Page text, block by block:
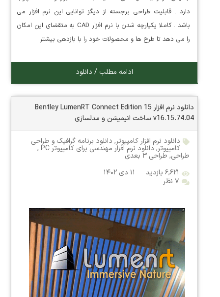
دارد . قابلیت طراحی برجسته از دیگز توانایی این نرم افزار می
باشد . کاملا یکپارچه شدن با نرم افزار CAD به متقضای این امکان
را می دهد تا طرح ها و محصولات خود را با بازدهی بیشتر
ادامه مطلب / دانلود
دانلود نرم افزار Bentley LumenRT Connect Edition 15
v16.15.74.04 ساخت انیمیشن و مدلسازی
دانلود نرم افزار کامپیوتر, دانلود برنامه گرافیک و طراحی
کامپیوتر,دانلود نرم افزار مهندسی برای کامپیوتر PC ,
طراحی,طراحی ۳ بعدی
۶,۶۲۱ بازدید
۱۱ دی ۱۴۰۲
۷ نظر